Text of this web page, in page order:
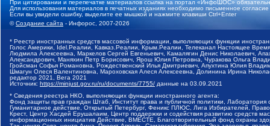
При цитировании и перепечатке материалов ссылка на портал «ИнфоШОС»
Для использования материалов в печатных изданиях необходимо письменное
Если вы увидели ошибку, выделите ее мышкой и нажмите клавиши Ctrl+Enter
©Создание сайта - Инфорос, 2007-2026
* Реестр иностранных средств массовой информации, выполняющих функции
Голос Америки, Idel.Реалии, Кавказ.Реалии, Крым.Реалии, Телеканал Настоящее
Людмила Алексеевна, Маркелов Сергей Евгеньевич, Камалягин Денис Николаевич,
Александрович, Маняхин Петр Борисович, Ярош Юлия Петровна, Чуракова Ольга
Гройсман Софья Романовна, Рождественский Илья Дмитриевич, Апухтина Юлия
Шмагун Олеся Валентиновна, Мароховская Алеся Алексеевна, Долинина Ирина
редактор 2021, Вега 2021
Источник: https://minjust.gov.ru/ru/documents/7755/ данные на 03.09.2021
* Сведения реестра НКО, выполняющих функции иностранного агента:
Фонд защиты прав граждан Штаб, Институт права и публичной политики,
Гуманитарное действие, Открытый Петербург, Феникс ПЛЮС, Лига Избирателей,
Крест, Центр Хасдей Ерушалаим, Центр поддержки и содействия развитию средств
информационных инициатив Действие, ВМЕСТЕ, Благотворительный фонд охраны